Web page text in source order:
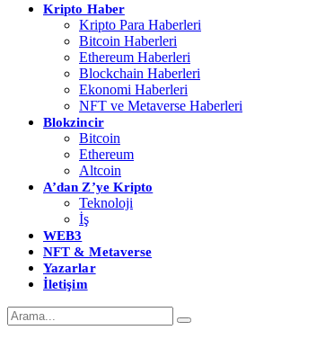
Kripto Haber
Kripto Para Haberleri
Bitcoin Haberleri
Ethereum Haberleri
Blockchain Haberleri
Ekonomi Haberleri
NFT ve Metaverse Haberleri
Blokzincir
Bitcoin
Ethereum
Altcoin
A’dan Z’ye Kripto
Teknoloji
İş
WEB3
NFT & Metaverse
Yazarlar
İletişim